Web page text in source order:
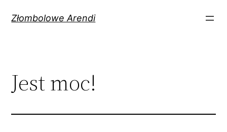
Złombolowe Arendi
Jest moc!